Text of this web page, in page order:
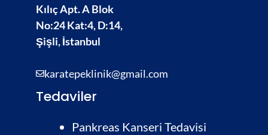
Kılıç Apt. A Blok
No:24 Kat:4, D:14,
Şişli, İstanbul
karatepeklinik@gmail.com
Tedaviler
Pankreas Kanseri Tedavisi